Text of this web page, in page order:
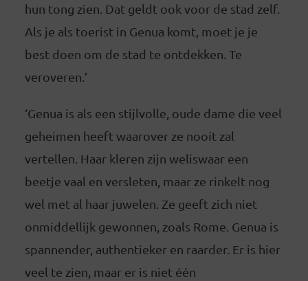
hun tong zien. Dat geldt ook voor de stad zelf.
Als je als toerist in Genua komt, moet je je
best doen om de stad te ontdekken. Te
veroveren.’
‘Genua is als een stijlvolle, oude dame die veel
geheimen heeft waarover ze nooit zal
vertellen. Haar kleren zijn weliswaar een
beetje vaal en versleten, maar ze rinkelt nog
wel met al haar juwelen. Ze geeft zich niet
onmiddellijk gewonnen, zoals Rome. Genua is
spannender, authentieker en raarder. Er is hier
veel te zien, maar er is niet één